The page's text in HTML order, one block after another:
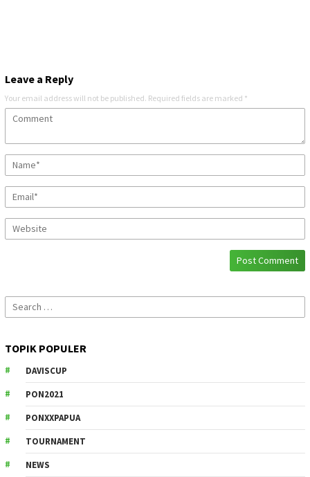
Leave a Reply
Your email address will not be published. Required fields are marked *
Search
for:
TOPIK POPULER
DAVISCUP
PON2021
PONXXPAPUA
TOURNAMENT
NEWS